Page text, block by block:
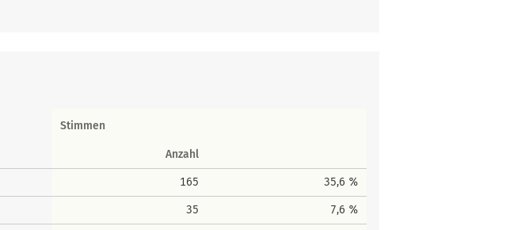
Stimmen
Anzahl
165 35,6 %
35 7,6 %